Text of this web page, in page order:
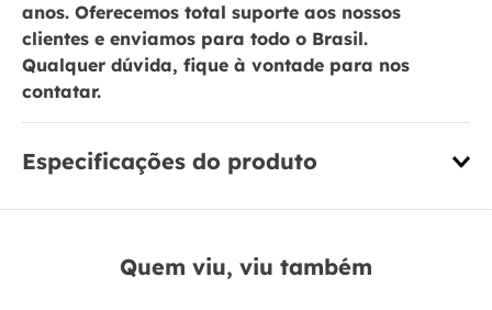
anos. Oferecemos total suporte aos nossos
clientes e enviamos para todo o Brasil.
Qualquer dúvida, fique à vontade para nos
contatar.
Especificações do produto
Quem viu, viu também